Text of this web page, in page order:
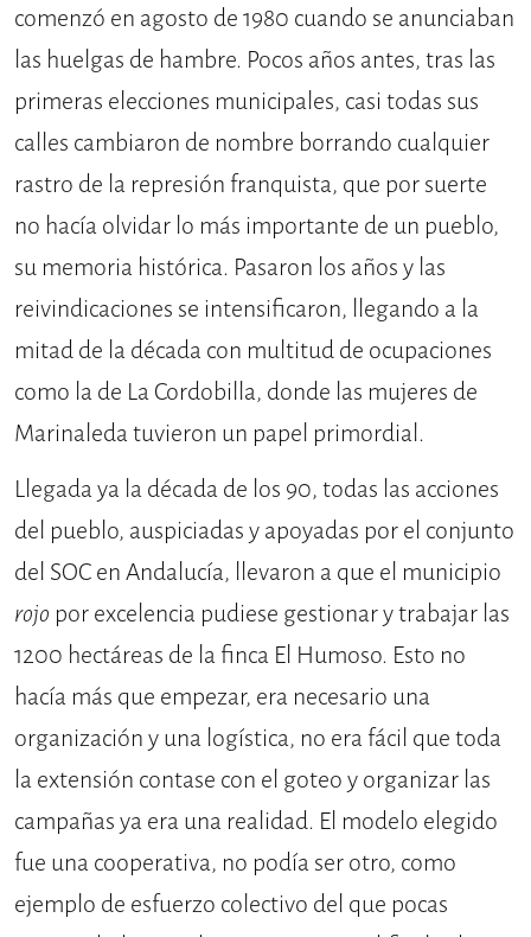
comenzó en agosto de 1980 cuando se anunciaban
las huelgas de hambre. Pocos años antes, tras las
primeras elecciones municipales, casi todas sus
calles cambiaron de nombre borrando cualquier
rastro de la represión franquista, que por suerte
no hacía olvidar lo más importante de un pueblo,
su memoria histórica. Pasaron los años y las
reivindicaciones se intensificaron, llegando a la
mitad de la década con multitud de ocupaciones
como la de La Cordobilla, donde las mujeres de
Marinaleda tuvieron un papel primordial.
Llegada ya la década de los 90, todas las acciones
del pueblo, auspiciadas y apoyadas por el conjunto
del SOC en Andalucía, llevaron a que el municipio
rojo por excelencia pudiese gestionar y trabajar las
1200 hectáreas de la finca El Humoso. Esto no
hacía más que empezar, era necesario una
organización y una logística, no era fácil que toda
la extensión contase con el goteo y organizar las
campañas ya era una realidad. El modelo elegido
fue una cooperativa, no podía ser otro, como
ejemplo de esfuerzo colectivo del que pocas